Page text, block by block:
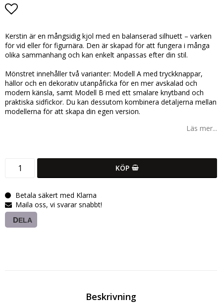
Lägg till i favoritlistan
Kerstin är en mångsidig kjol med en balanserad silhuett – varken
för vid eller för figurnära. Den är skapad för att fungera i många
olika sammanhang och kan enkelt anpassas efter din stil.
Mönstret innehåller två varianter: Modell A med tryckknappar,
hällor och en dekorativ utanpåficka för en mer avskalad och
modern känsla, samt Modell B med ett smalare knytband och
praktiska sidfickor. Du kan dessutom kombinera detaljerna mellan
modellerna för att skapa din egen version.
Läs mer...
KÖP
Betala säkert med Klarna
Maila oss, vi svarar snabbt!
DELA
Beskrivning